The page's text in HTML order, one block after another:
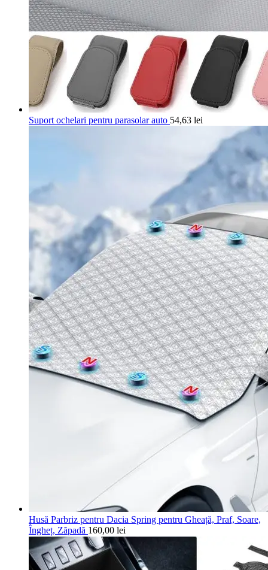
Suport ochelari pentru parasolar auto 54,63 lei
Husă Parbriz pentru Dacia Spring pentru Gheață, Praf, Soare,
Îngheț, Zăpadă 160,00 lei